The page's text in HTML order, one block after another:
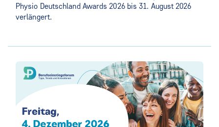
Physio Deutschland Awards 2026 bis 31. August 2026
verlängert.